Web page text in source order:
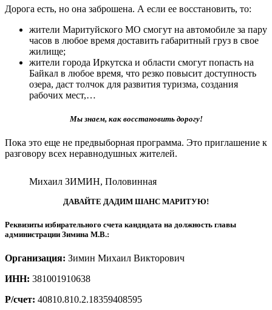
Дорога есть, но она заброшена. А если ее восстановить, то:
жители Маритуйского МО смогут на автомобиле за пару
часов в любое время доставить габаритный груз в свое
жилище;
жители города Иркутска и области смогут попасть на
Байкал в любое время, что резко повысит доступность
озера, даст толчок для развития туризма, создания
рабочих мест,…
Мы знаем, как восстановить дорогу!
Пока это еще не предвыборная программа. Это приглашение к
разговору всех неравнодушных жителей.
Михаил ЗИМИН, Половинная
ДАВАЙТЕ ДАДИМ ШАНС МАРИТУЮ!
Реквизиты избирательного счета кандидата на должность главы
администрации Зимина М.В.:
Организация: Зимин Михаил Викторович
ИНН: 381001910638
Р/счет: 40810.810.2.18359408595